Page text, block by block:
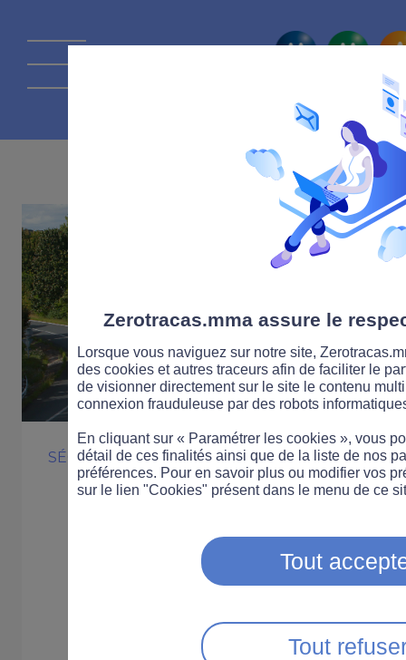
La route
SÉCURITÉ ROUTIÈRE ÉVÉNEMENT
Découvrez les
8e concours
la Sécurité
Zerotracas.mma assure le
Lorsque vous naviguez sur notre site,
des cookies et autres traceurs afin de faciliter le
de visionner directement sur le site le contenu
connexion frauduleuse par des robots
En cliquant sur « Paramétrer les cookies », vous
détail de ces finalités ainsi que de la liste de nos
préférences. Pour en savoir plus ou modifier vos
sur le lien "Cookies" présent dans le menu de ce
Tout
Tout